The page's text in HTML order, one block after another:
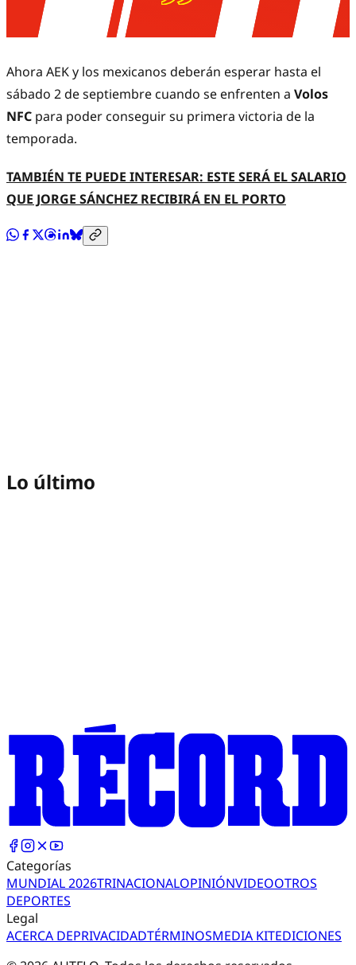
Ahora AEK y los mexicanos deberán esperar hasta el
sábado 2 de septiembre cuando se enfrenten a Volos
NFC para poder conseguir su primera victoria de la
temporada.
TAMBIÉN TE PUEDE INTERESAR: ESTE SERÁ EL SALARIO
QUE JORGE SÁNCHEZ RECIBIRÁ EN EL PORTO
Lo último
Categorías
MUNDIAL 2026TRINACIONALOPINIÓNVIDEOOTROS
DEPORTES
Legal
ACERCA DEPRIVACIDADTÉRMINOSMEDIA KITEDICIONES